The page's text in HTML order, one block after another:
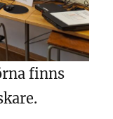
finns